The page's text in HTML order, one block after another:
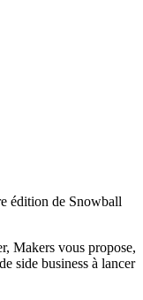
édition de Snowball
Makers vous propose,
side business à lancer